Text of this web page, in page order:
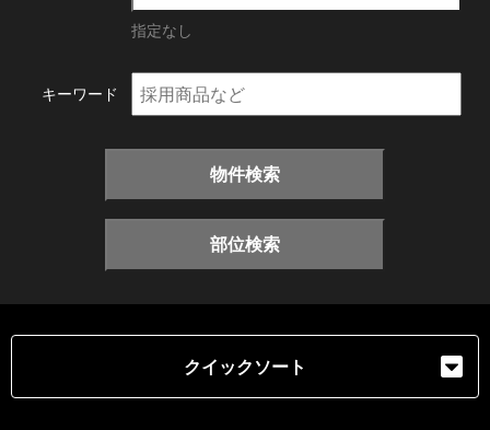
指定なし
キーワード
物件検索
部位検索
クイックソート